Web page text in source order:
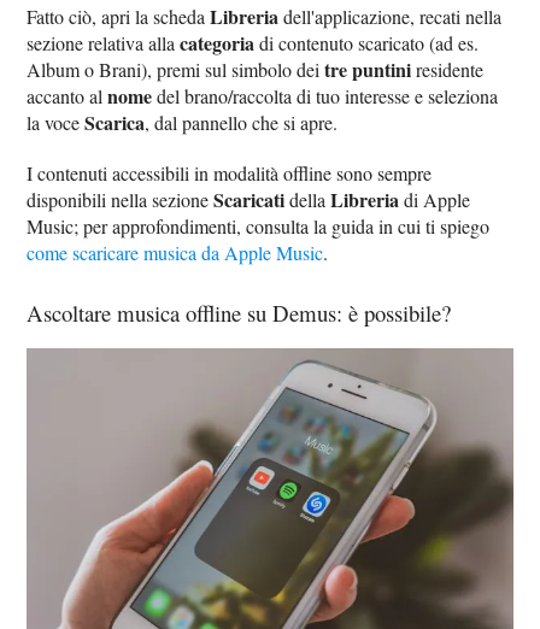
Fatto ciò, apri la schedaLibreriadell'applicazione, recati nella
sezione relativa allacategoriadi contenuto scaricato (ad es.
Album o Brani), premi sul simbolo deitre puntiniresidente
accanto alnomedel brano/raccolta di tuo interesse e seleziona
la voceScarica, dal pannello che si apre.
I contenuti accessibili in modalità offline sono sempre
disponibili nella sezioneScaricatidellaLibreriadi Apple
Music; per approfondimenti, consulta la guida in cui ti spiego
come scaricare musica da Apple Music.
Ascoltare musica offline su Demus: è possibile?